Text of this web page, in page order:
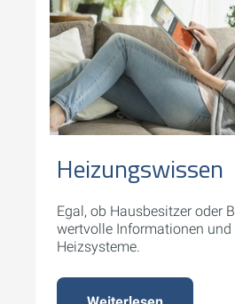
Heizungswissen
Egal, ob Hausbesitzer oder
wertvolle Informationen
Heizsysteme.